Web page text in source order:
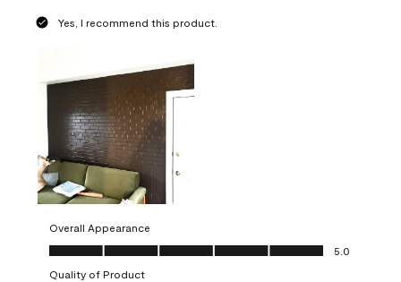
Yes, I recommend this product.
Overall Appearance
Overall Appearance, 5.0 out of 5
5.0
Quality of Product